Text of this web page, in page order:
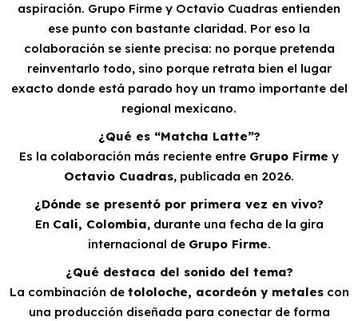
aspiración. Grupo Firme y Octavio Cuadras entienden
ese punto con bastante claridad. Por eso la
colaboración se siente precisa: no porque pretenda
reinventarlo todo, sino porque retrata bien el lugar
exacto donde está parado hoy un tramo importante del
regional mexicano.
¿Qué es “Matcha Latte”?
Es la colaboración más reciente entre Grupo Firme y
Octavio Cuadras, publicada en 2026.
¿Dónde se presentó por primera vez en vivo?
En Cali, Colombia, durante una fecha de la gira
internacional de Grupo Firme.
¿Qué destaca del sonido del tema?
La combinación de tololoche, acordeón y metalescon
una producción diseñada para conectar de forma